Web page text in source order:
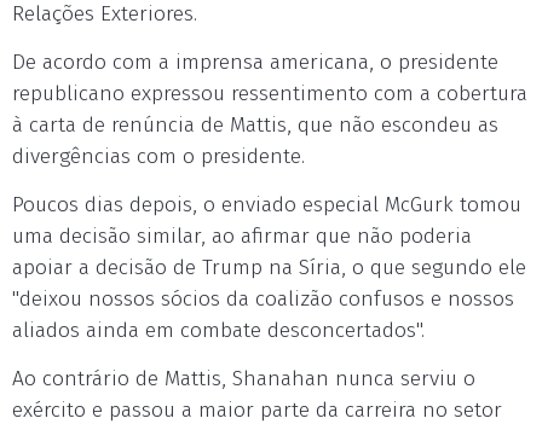
Relações Exteriores.
De acordo com a imprensa americana, o presidente
republicano expressou ressentimento com a cobertura
à carta de renúncia de Mattis, que não escondeu as
divergências com o presidente.
Poucos dias depois, o enviado especial McGurk tomou
uma decisão similar, ao afirmar que não poderia
apoiar a decisão de Trump na Síria, o que segundo ele
"deixou nossos sócios da coalizão confusos e nossos
aliados ainda em combate desconcertados".
Ao contrário de Mattis, Shanahan nunca serviu o
exército e passou a maior parte da carreira no setor